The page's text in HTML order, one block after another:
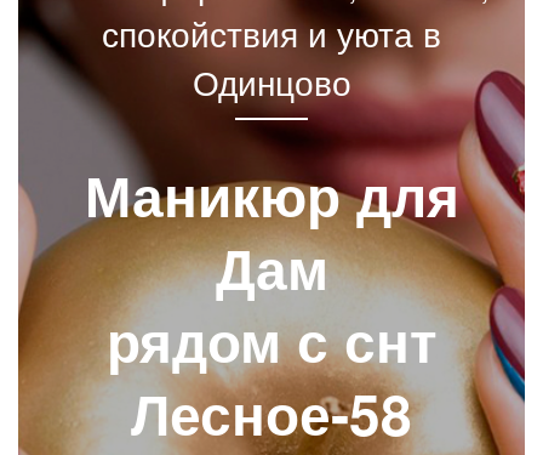
спокойствия и уюта в
Одинцово
Маникюр для
Дам
рядом с снт
Лесное-58